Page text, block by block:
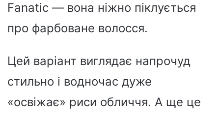
Fanatic — вона ніжно піклується
про фарбоване волосся.
Цей варіант виглядає напрочуд
стильно і водночас дуже
«освіжає» риси обличчя. А ще це